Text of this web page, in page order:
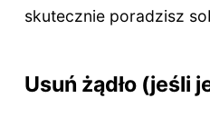
skutecznie poradzisz
Usuń żądło (jeśli